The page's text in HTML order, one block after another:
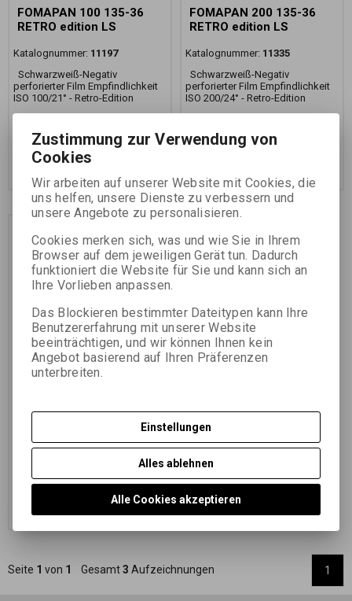
FOMAPAN 100 135-36
RETRO edition LS
Katalognummer: 11197
Schwarzweiß-Negativ
perforierter Film Empfindlichkeit
ISO 100/21° - Retro-Edition
5,38 EUR
4,45 EUR (19,410 PLN)
(Ihr Preiss
ohne Ust.:)
Im Warenkorb
FOMAPAN 200 135-36
RETRO edition LS
Katalognummer: 11335
Schwarzweiß-Negativ
perforierter Film Empfindlichkeit
ISO 200/24° - Retro-Edition
4,80 EUR
ohne Ust.:)
FOMAPAN 400 135-36
RETRO edition LS
Schwarzweiß-Negativ
perforierter Film Empfindlichkeit
ISO 400/27° - Retro-Edition
ohne Ust.:)
Im Warenkorb
zugeben
Seite 1 von 1 Gesamt3 Aufzeichnungen 1
Zustimmung zur Verwendung von
Cookies
Wir arbeiten auf unserer Website mit Cookies, die
uns helfen, unsere Dienste zu verbessern und
unsere Angebote zu personalisieren.
Cookies merken sich, was und wie Sie in Ihrem
Browser auf dem jeweiligen Gerät tun. Dadurch
funktioniert die Website für Sie und kann sich an
Ihre Vorlieben anpassen.
Das Blockieren bestimmter Dateitypen kann Ihre
Benutzererfahrung mit unserer Website
beeinträchtigen, und wir können Ihnen kein
Angebot basierend auf Ihren Präferenzen
unterbreiten.
Einstellungen
Alles ablehnen
Alle Cookies akzeptieren